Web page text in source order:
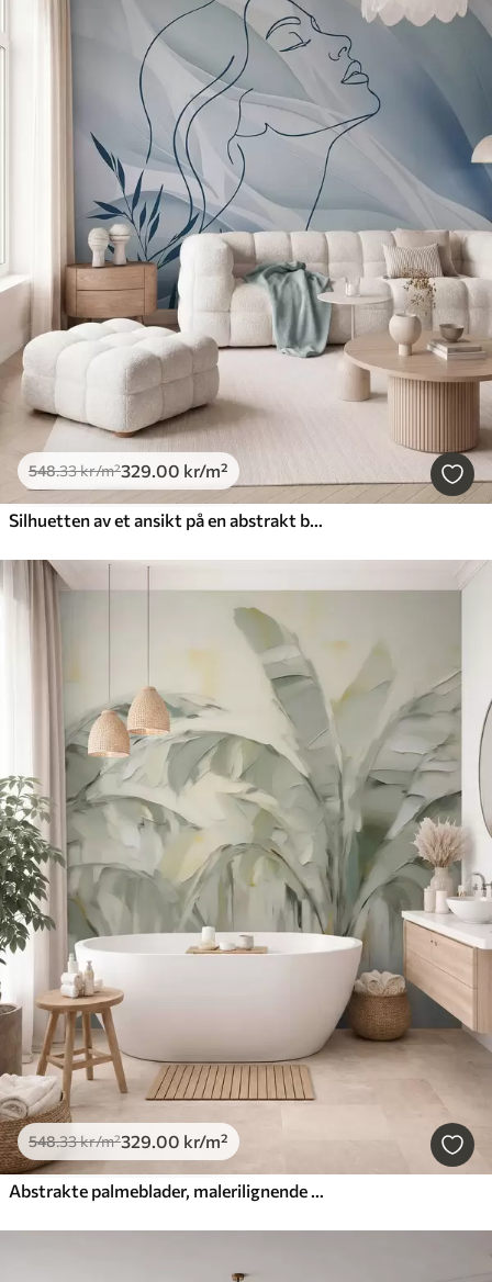
548.33kr/m²329.00 kr/m²
Silhuetten av et ansikt på en abstrakt bakgrunn
548.33kr/m²329.00 kr/m²
Abstrakte palmeblader, malerilignende motiv